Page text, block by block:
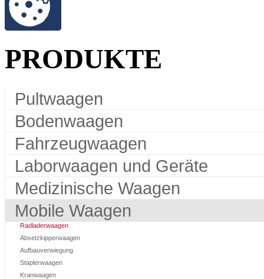
PRODUKTE
Pultwaagen
Bodenwaagen
Fahrzeugwaagen
Laborwaagen und Geräte
Medizinische Waagen
Mobile Waagen
Radladerwaagen
Absetzkipperwaagen
Aufbauverwiegung
Staplerwaagen
Kranwaagen